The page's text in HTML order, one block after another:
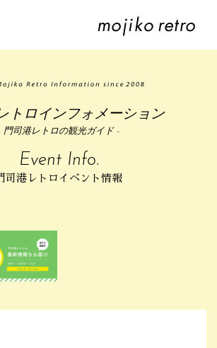
トロインフォメーション
門司港レトロの観光ガイド -
Event Info.
司港レトロイベント情報